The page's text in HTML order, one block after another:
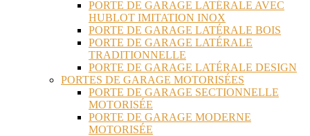
PORTE DE GARAGE LATÉRALE AVEC
HUBLOT IMITATION INOX
PORTE DE GARAGE LATÉRALE BOIS
PORTE DE GARAGE LATÉRALE
TRADITIONNELLE
PORTE DE GARAGE LATÉRALE DESIGN
PORTES DE GARAGE MOTORISÉES
PORTE DE GARAGE SECTIONNELLE
MOTORISÉE
PORTE DE GARAGE MODERNE
MOTORISÉE